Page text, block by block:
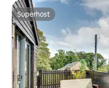
Superhost
Superhost